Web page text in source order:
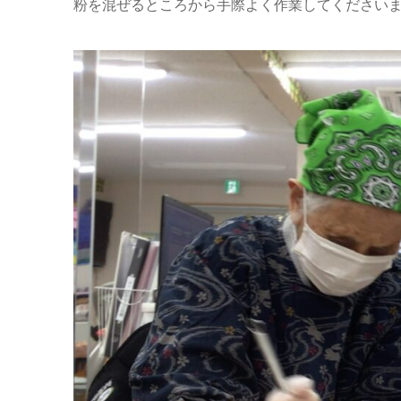
粉を混ぜるところから手際よく作業してください